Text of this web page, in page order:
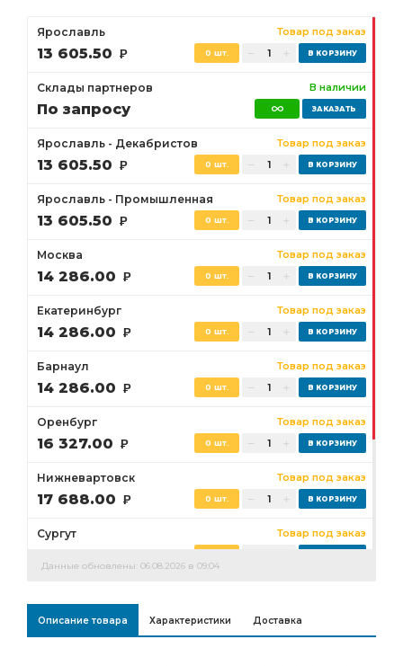
Ярославль Товар под заказ
13 605.50 Р 0 шт.
Склады партнеров В наличии
По запросу
Ярославль - Декабристов Товар под заказ
13 605.50 Р 0 шт.
Ярославль - Промышленная Товар под заказ
13 605.50 Р 0 шт.
Москва Товар под заказ
14 286.00 Р 0 шт.
Екатеринбург Товар под заказ
14 286.00 Р 0 шт.
Барнаул Товар под заказ
14 286.00 Р 0 шт.
Оренбург Товар под заказ
16 327.00 Р 0 шт.
Нижневартовск Товар под заказ
17 688.00 Р 0 шт.
Сургут Товар под заказ
Данные обновлены: 06.08.2026 в 09:04
Описание товара Характеристики Доставка